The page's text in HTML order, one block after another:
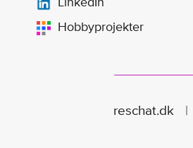
Hobbyprojekter
reschat.dk |